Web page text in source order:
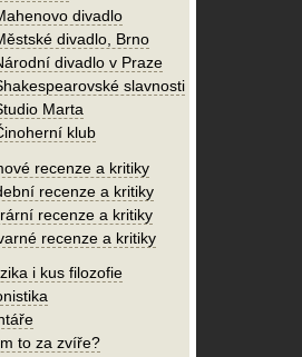
divadlo
divadlo, Brno
divadlo v Praze
slavnosti
Marta
klub
recenze a kritiky
recenze a kritiky
recenze a kritiky
recenze a kritiky
i kus filozofie
to za zvíře?